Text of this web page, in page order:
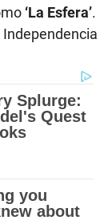
‘La Esfera’.
Independencia